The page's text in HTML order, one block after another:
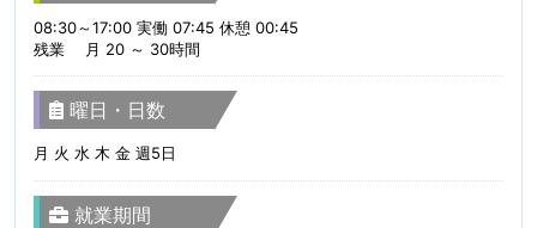
08:30～17:00 実働 07:45 休憩 00:45
残業 月 20 ～ 30時間
曜日・日数
月 火 水 木 金 週5日
就業期間